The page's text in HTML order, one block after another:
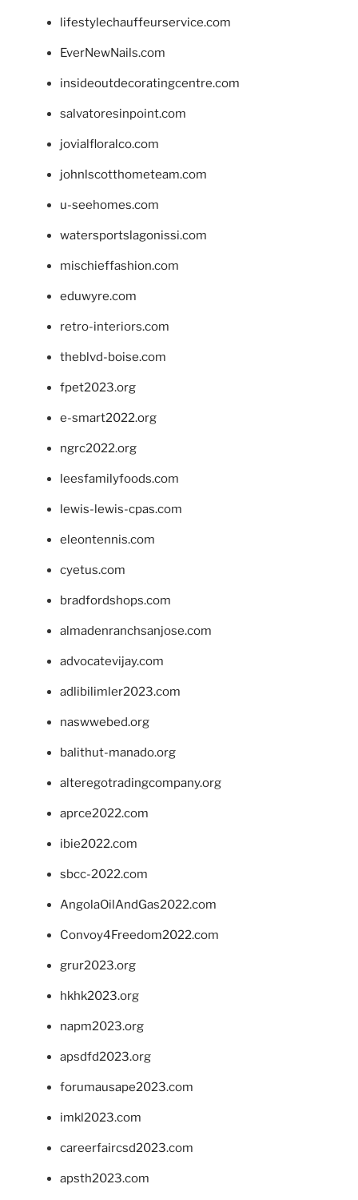
lifestylechauffeurservice.com
EverNewNails.com
insideoutdecoratingcentre.com
salvatoresinpoint.com
jovialfloralco.com
johnlscotthometeam.com
u-seehomes.com
watersportslagonissi.com
mischieffashion.com
eduwyre.com
retro-interiors.com
theblvd-boise.com
fpet2023.org
e-smart2022.org
ngrc2022.org
leesfamilyfoods.com
lewis-lewis-cpas.com
eleontennis.com
cyetus.com
bradfordshops.com
almadenranchsanjose.com
advocatevijay.com
adlibilimler2023.com
naswwebed.org
balithut-manado.org
alteregotradingcompany.org
aprce2022.com
ibie2022.com
sbcc-2022.com
AngolaOilAndGas2022.com
Convoy4Freedom2022.com
grur2023.org
hkhk2023.org
napm2023.org
apsdfd2023.org
forumausape2023.com
imkl2023.com
careerfaircsd2023.com
apsth2023.com